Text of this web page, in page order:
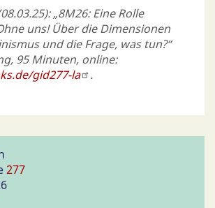
„8M26: Eine Rolle
uns! Über die Dimensionen
und die Frage, was tun?“
95 Minuten, online:
gid277-la
.
277